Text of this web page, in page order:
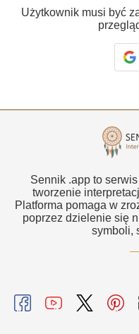
Użytkownik musi być
Sennik .app to
tworzenie
Platforma pomaga w
poprzez dzielenie się
symboli,